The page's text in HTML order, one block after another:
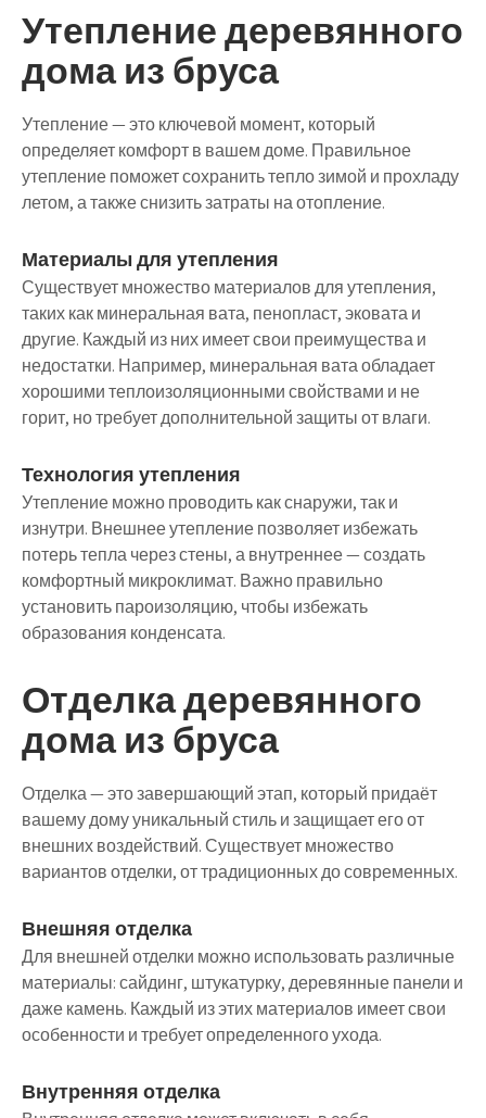
Утепление деревянного
дома из бруса
Утепление — это ключевой момент, который
определяет комфорт в вашем доме. Правильное
утепление поможет сохранить тепло зимой и прохладу
летом, а также снизить затраты на отопление.
Материалы для утепления
Существует множество материалов для утепления,
таких как минеральная вата, пенопласт, эковата и
другие. Каждый из них имеет свои преимущества и
недостатки. Например, минеральная вата обладает
хорошими теплоизоляционными свойствами и не
горит, но требует дополнительной защиты от влаги.
Технология утепления
Утепление можно проводить как снаружи, так и
изнутри. Внешнее утепление позволяет избежать
потерь тепла через стены, а внутреннее — создать
комфортный микроклимат. Важно правильно
установить пароизоляцию, чтобы избежать
образования конденсата.
Отделка деревянного
дома из бруса
Отделка — это завершающий этап, который придаёт
вашему дому уникальный стиль и защищает его от
внешних воздействий. Существует множество
вариантов отделки, от традиционных до современных.
Внешняя отделка
Для внешней отделки можно использовать различные
материалы: сайдинг, штукатурку, деревянные панели и
даже камень. Каждый из этих материалов имеет свои
особенности и требует определенного ухода.
Внутренняя отделка